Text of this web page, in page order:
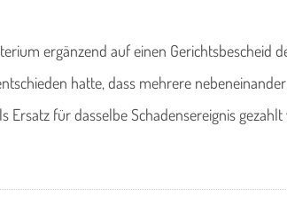
ergänzend auf einen Gerichtsbescheid
hatte, dass mehrere
Ersatz für dasselbe Schadensereignis